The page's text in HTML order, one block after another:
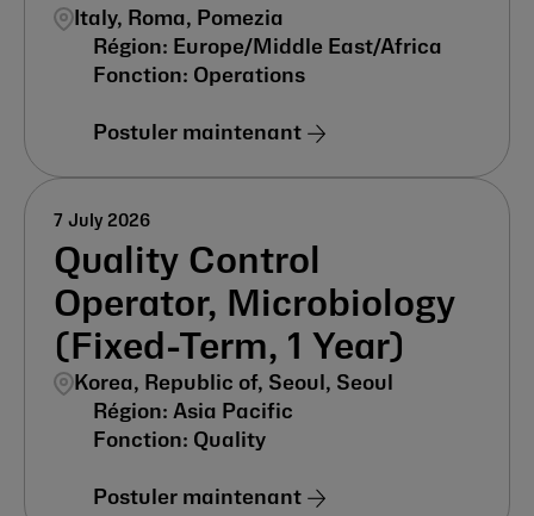
Italy, Roma, Pomezia
Europe/Middle East/Africa
Operations
Postuler maintenant
Quality Control
Operator, Microbiology
(Fixed-Term, 1 Year)
Korea, Republic of, Seoul, Seoul
7 July 2026
Asia Pacific
Quality
Postuler maintenant